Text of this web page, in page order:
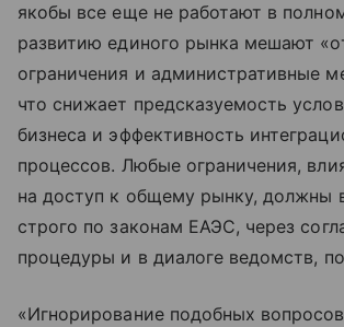
якобы все еще не работают в
развитию единого рынка мешают
ограничения и административные
что снижает предсказуемость
бизнеса и эффективность
процессов. Любые ограничения,
на доступ к общему рынку, должны
строго по законам ЕАЭС, через
процедуры и в диалоге ведомств,
«Игнорирование подобных